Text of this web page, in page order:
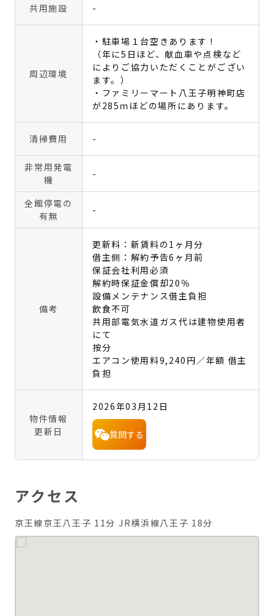
共用施設 -
周辺環境
・駐車場１台空きあります！
（年に5日ほど、献血車や点検など
によりご協力いただくことがござい
ます。）
・ファミリーマート八王子明神町店
が285ｍほどの場所にあります。
清掃費用 -
非常用発電
機
-
全館停電の
有無
-
備考
更新料：新賃料の1ヶ月分
借主側：解約予告6ヶ月前
保証会社利用必須
解約時保証金償却20％
設備メンテナンス借主負担
飲食不可
共用部電気水道ガス代は建物使用者
にて
按分
エアコン使用料9,240円／年額 借主
負担
物件情報
更新日
2026年03月12日
質問する
アクセス
京王線京王八王子 11分 JR横浜線八王子 18分